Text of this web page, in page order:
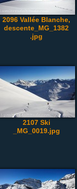
2096 Vallée Blanche,
descente_MG_1382
.jpg
2107 Ski
_MG_0019.jpg